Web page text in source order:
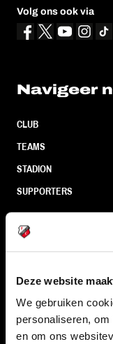
Deze website
We gebruiken
personaliseren,
en om ons
Volg ons ook via
Navigeer
CLUB
TEAMS
STADION
SUPPORTERS
Informatie
VEELGESTELDE
CONTACT
WERKEN BIJ